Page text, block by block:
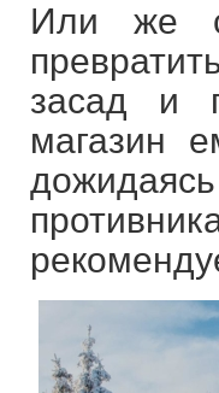
Или же
засад и
магазин